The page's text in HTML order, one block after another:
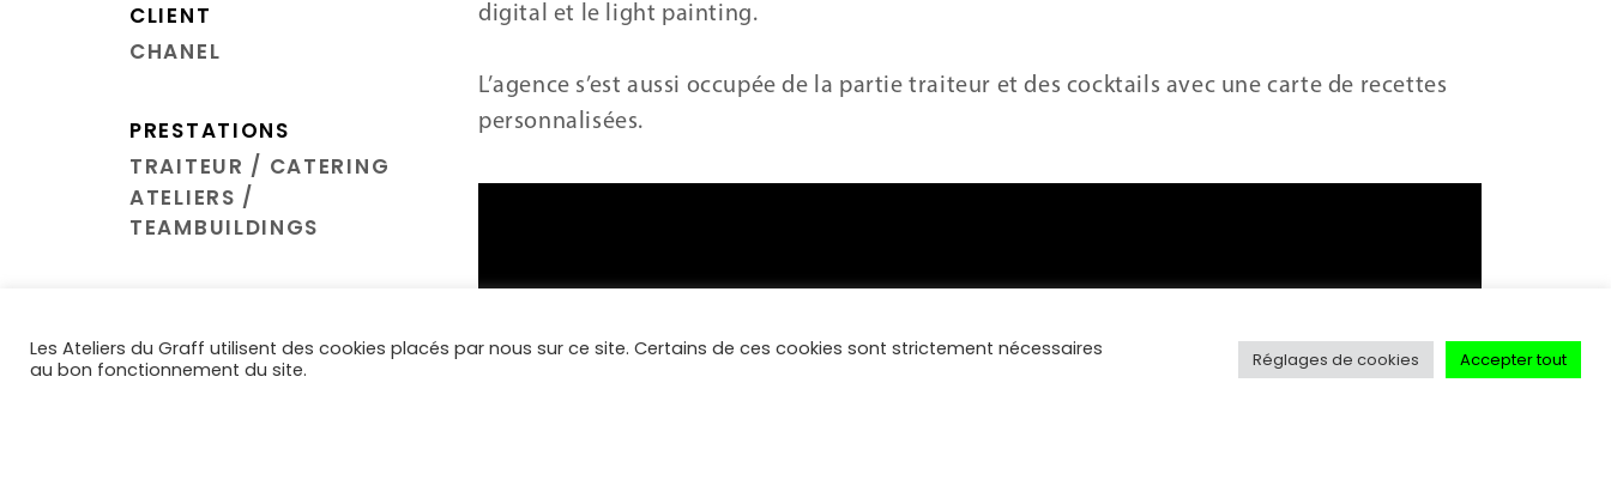
CLIENT
CHANEL
PRESTATIONS
TRAITEUR / CATERING
ATELIERS /
TEAMBUILDINGS
digital et le light painting.
L’agence s’est aussi occupée de la partie traiteur et des cocktails avec une carte de recettes
personnalisées.
Les Ateliers du Graff utilisent des cookies placés par nous sur ce site. Certains de ces cookies sont strictement nécessaires
au bon fonctionnement du site.
Réglages de cookies Accepter tout